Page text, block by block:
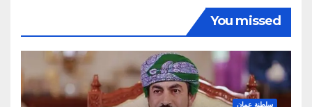
You missed
سلطنة عمان